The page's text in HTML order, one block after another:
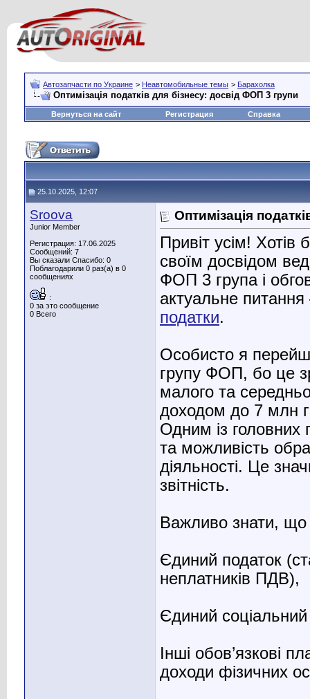
Автозапчасти по Украине > Неавтомобильные темы > Барахолка
Оптимізація податків для бізнесу: досвід ФОП 3 групи
Вернуться на сайт Регистрация Справка
25.10.2025, 12:07
Sroova
Junior Member
Регистрация: 17.06.2025
Сообщений: 7
Вы сказали Спасибо: 0
Поблагодарили 0 раз(а) в 0
сообщениях
:
0 за это сообщение
0 Всего
Оптимізація
Привіт усім! Хотів
своїм досвідом
ФОП 3 група і
актуальне
податки.
Особисто я
групу ФОП, бо це
малого та
доходом до 7 млн
Одним із головних
та можливість
діяльності. Це
звітність.
Важливо знати,
Єдиний податок
неплатників ПДВ),
Єдиний
Інші обов’язкові
доходи фізичних